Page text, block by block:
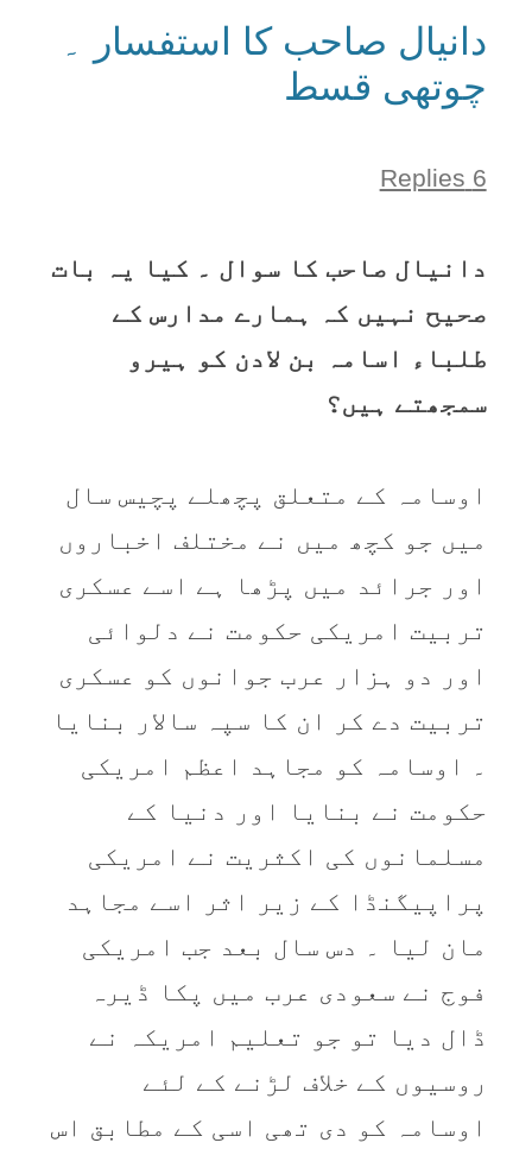
دانیال صاحب کا استفسار ۔
چوتھی قسط
6 Replies
دانیال صاحب کا سوال ۔ کیا یہ بات
صحیح نہیں کہ ہمارے مدارس کے
طلباء اسامہ بن لادن کو ہیرو
سمجھتے ہیں؟
اوسامہ کے متعلق پچھلے پچیس سال
میں جو کچھ میں نے مختلف اخباروں
اور جرائد میں پڑھا ہے اسے عسکری
تربیت امریکی حکومت نے دلوائی
اور دو ہزار عرب جوانوں کو عسکری
تربیت دے کر ان کا سپہ سالار بنایا
۔ اوسامہ کو مجاہد اعظم امریکی
حکومت نے بنایا اور دنیا کے
مسلمانوں کی اکثریت نے امریکی
پراپیگنڈا کے زیر اثر اسے مجاہد
مان لیا ۔ دس سال بعد جب امریکی
فوج نے سعودی عرب میں پکا ڈیرہ
ڈال دیا تو جو تعلیم امریکہ نے
روسیوں کے خلاف لڑنے کے لئے
اوسامہ کو دی تھی اسی کے مطابق اس